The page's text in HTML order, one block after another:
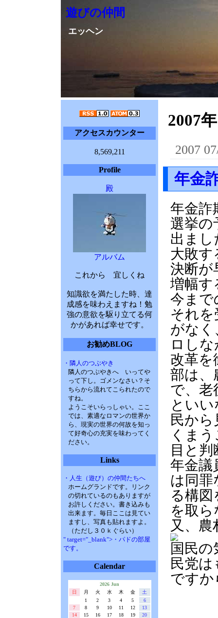
遊びの仲間
エッヘン
アクセスカウンター
8,569,211
Profile
殿
アルバム
これから 宜しくね
知識欲を満たした時、達
成感を味わえますね！勉
強の意欲を駆り立てる何
かがあれば幸せです。
お勧めBLOG
・隣人のつぶやき
隣人のつぶやきへ いってや
って下し。ゴメンなさい？そ
ちらから流れてこられたので
すね。
ようこそいらっしゃい。ここ
では、素適なロマンの世界か
ら、現実の世界の何故を知っ
て好奇心の充実を味わってく
ださい。
Links
・人生（遊び）の仲間たちへ
ホームグランドです。リンク
の切れているのもありますが
お許しください。書き込みも
出来ます。毎日ここは見てい
ますし、写真も貼れますよ。
（ただし３０ｋぐらい）
" target="_blank">・パドの部屋
です。
Calendar
2026 Jun
日
月 火 水 木 金
土
1
2 3 4 5
6
7
8 9 10 11 12
13
14
15 16 17 18 19
20
2007
2007
年金
年金詐
選挙の
出まし
大敗
決断が
増幅す
今まで
それ
がなく
ロし
改革を
部は、
で、老
とい
民か
くま
目と
年金議
は同
る構
を取
又、
国民
民党
ですか